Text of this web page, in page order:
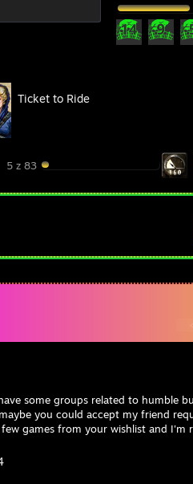
Ticket to Ride
5 z 83
some groups related to humble
you could accept my friend
games from your wishlist and I'm